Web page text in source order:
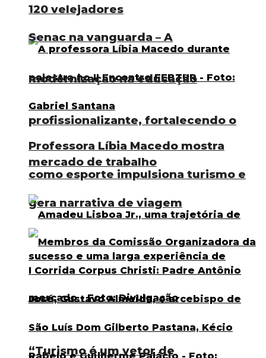
120 velejadores
Professora Líbia Macedo mostra
como esporte impulsiona turismo e
gera narrativa de viagem
Senac na vanguarda – A
modernização na educação
profissionalizante, fortalecendo o
mercado de trabalho
“Turismo é um vetor de